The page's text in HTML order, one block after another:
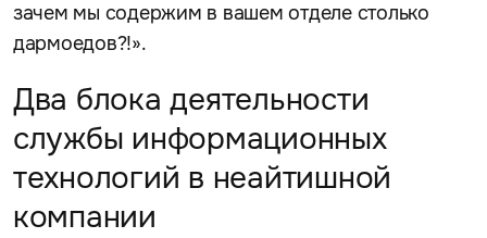
зачем мы содержим в вашем отделе столько
дармоедов?!».
Два блока деятельности
службы информационных
технологий в неайтишной
компании